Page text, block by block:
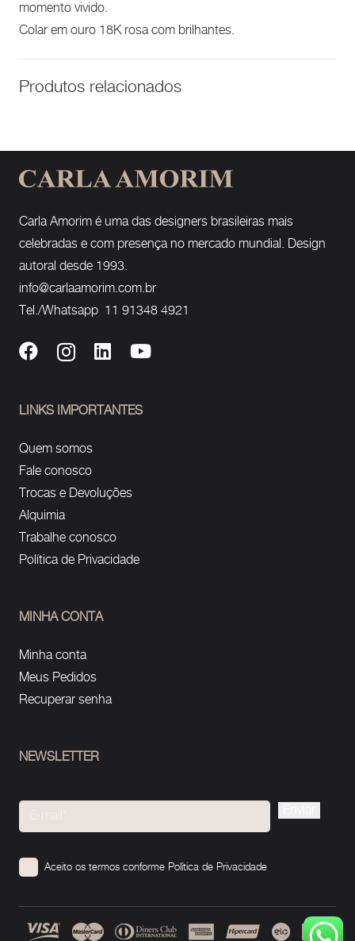
momento vivido.
Colar em ouro 18K rosa com brilhantes.
Produtos relacionados
Carla Amorim é uma das designers brasileiras mais
celebradas e com presença no mercado mundial. Design
autoral desde 1993.
info@carlaamorim.com.br
Tel./Whatsapp 11 91348 4921
LINKS IMPORTANTES
Quem somos
Fale conosco
Trocas e Devoluções
Alquimia
Trabalhe conosco
Política de Privacidade
MINHA CONTA
Minha conta
Meus Pedidos
Recuperar senha
NEWSLETTER
Aceito os termos conforme Política de Privacidade